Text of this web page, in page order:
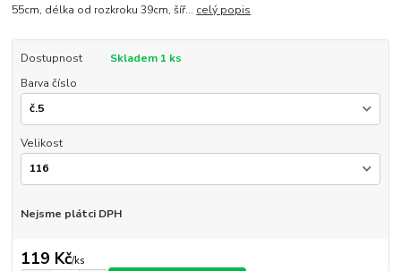
55cm, délka od rozkroku 39cm, šíř... celý popis
Dostupnost
Skladem 1 ks
Barva číslo
Velikost
Nejsme plátci DPH
119 Kč/ks